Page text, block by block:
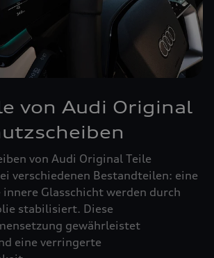
von Audi Original
von Audi Original Teile
verschiedenen Bestandteilen: eine
innere Glasschicht werden durch
stabilisiert. Diese
gewährleistet
eine verringerte